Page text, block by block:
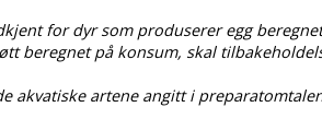
for dyr som produserer egg
beregnet på konsum, skal
akvatiske artene angitt i